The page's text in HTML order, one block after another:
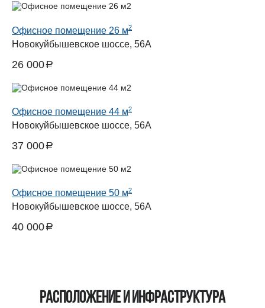
Офисное помещение 26 м2
Новокуйбышевское шоссе, 56А
26 000a
Офисное помещение 44 м2
Новокуйбышевское шоссе, 56А
37 000a
Офисное помещение 50 м2
Новокуйбышевское шоссе, 56А
40 000a
Расположение и инфраструктура